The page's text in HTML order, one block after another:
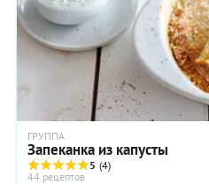
ГРУППА
Запеканка из капусты
5 (4)
44 рецептов